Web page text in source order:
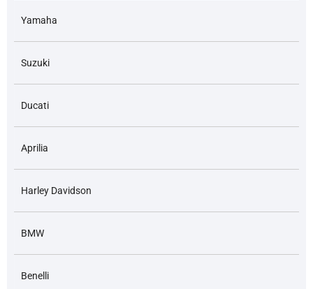
Yamaha
Suzuki
Ducati
Aprilia
Harley Davidson
BMW
Benelli